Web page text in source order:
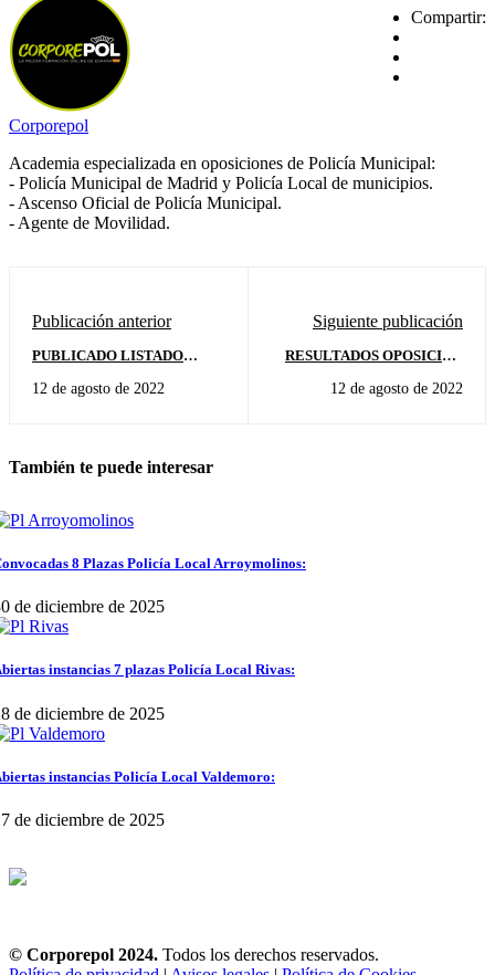
Compartir:
Corporepol
Academia especializada en oposiciones de Policía Municipal:
- Policía Municipal de Madrid y Policía Local de municipios.
- Ascenso Oficial de Policía Municipal.
- Agente de Movilidad.
Publicación anterior
PUBLICADO LISTADO
ADMITIDOS 8 PLAZAS
12 de agosto de 2022
Siguiente publicación
RESULTADOS OPOSICIÓN
PERSONALIDAD POLICÍA
12 de agosto de 2022
También te puede interesar
8 Plazas Policía Local Arroymolinos:
de diciembre de 2025
instancias 7 plazas Policía Local Rivas:
de diciembre de 2025
instancias Policía Local Valdemoro:
de diciembre de 2025
© Corporepol 2024. Todos los derechos reservados.